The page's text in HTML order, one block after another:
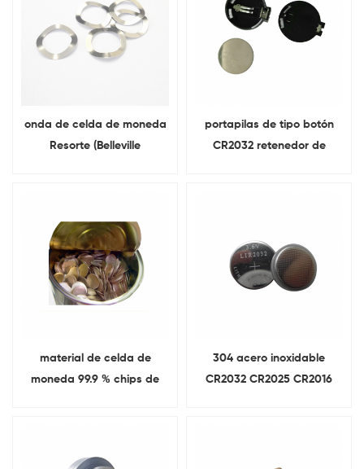
onda de celda de moneda
Resorte (Belleville
portapilas de tipo botón
CR2032 retenedor de
material de celda de
moneda 99.9 % chips de
304 acero inoxidable
CR2032 CR2025 CR2016